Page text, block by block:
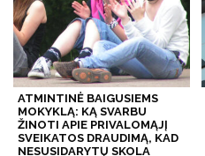
ATMINTINĖ BAIGUSIEMS
MOKYKLĄ: KĄ SVARBU
ŽINOTI APIE PRIVALOMĄJĮ
SVEIKATOS DRAUDIMĄ, KAD
NESUSIDARYTŲ SKOLA